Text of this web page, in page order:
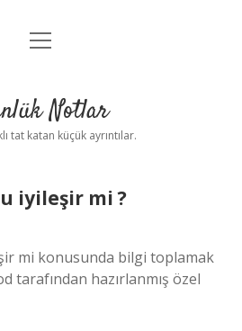
Anasayfa
Yasal Uyarı
menüyü
Notlar
tat katan küçük ayrıntılar.
iyileşir mi ?
mi konusunda bilgi toplamak
tarafından hazırlanmış özel